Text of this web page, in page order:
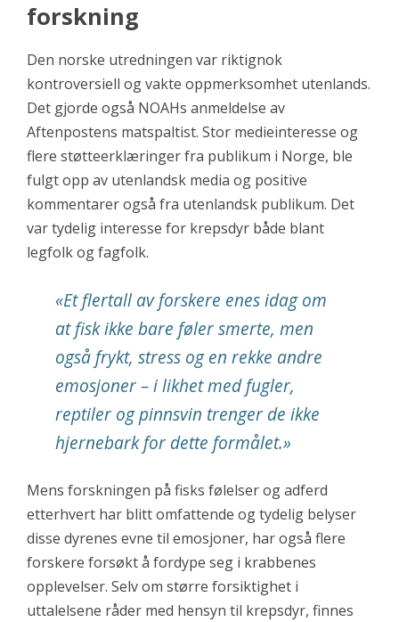
forskning
Den norske utredningen var riktignok
kontroversiell og vakte oppmerksomhet utenlands.
Det gjorde også NOAHs anmeldelse av
Aftenpostens matspaltist. Stor medieinteresse og
flere støtteerklæringer fra publikum i Norge, ble
fulgt opp av utenlandsk media og positive
kommentarer også fra utenlandsk publikum. Det
var tydelig interesse for krepsdyr både blant
legfolk og fagfolk.
«Et flertall av forskere enes idag om
at fisk ikke bare føler smerte, men
også frykt, stress og en rekke andre
emosjoner – i likhet med fugler,
reptiler og pinnsvin trenger de ikke
hjernebark for dette formålet.»
Mens forskningen på fisks følelser og adferd
etterhvert har blitt omfattende og tydelig belyser
disse dyrenes evne til emosjoner, har også flere
forskere forsøkt å fordype seg i krabbenes
opplevelser. Selv om større forsiktighet i
uttalelsene råder med hensyn til krepsdyr, finnes